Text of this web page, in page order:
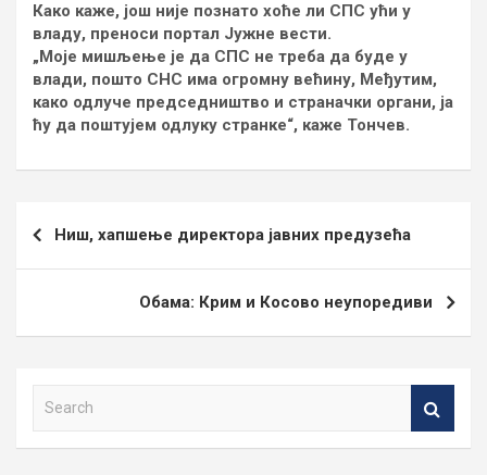
Како каже, још није познато хоће ли СПС ући у
владу, преноси портал Јужне вести.
„Моје мишљење је да СПС не треба да буде у
влади, пошто СНС има огромну већину, Међутим,
како одлуче председништво и страначки органи, ја
ћу да поштујем одлуку странке“, каже Тончев.
чланка
Ниш, хапшење директора јавних предузећа
Обама: Крим и Косово неупоредиви